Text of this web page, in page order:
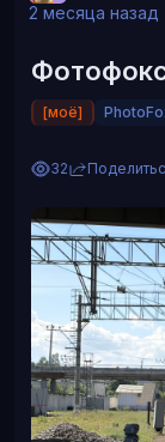
2 месяца назад
[моё]
32